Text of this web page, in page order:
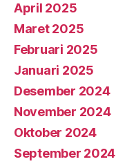
April 2025
Maret 2025
Februari 2025
Januari 2025
Desember 2024
November 2024
Oktober 2024
September 2024